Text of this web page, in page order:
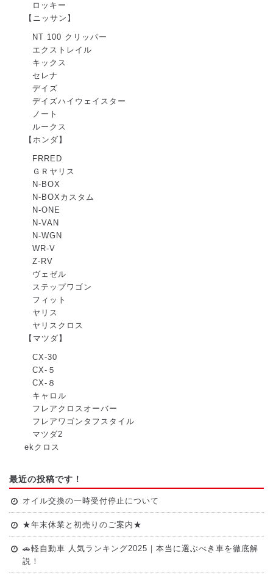
ロッキー
【ニッサン】
NT 100 クリッパー
エクストレイル
キックス
セレナ
デイズ
デイズハイウェイスター
ノート
ルークス
【ホンダ】
FRRED
ＧＲヤリス
N-BOX
N-BOXカスタム
N-ONE
N-VAN
N-WGN
WR-V
Z-RV
ヴェゼル
ステップワゴン
フィット
ヤリス
ヤリスクロス
【マツダ】
CX-30
CX-５
CX-８
キャロル
フレアクロスオーバー
フレアワゴンタフスタイル
マツダ2
ekクロス
最近の投稿です！
オイル交換の一時受付停止について
★年末休業と初売りのご案内★
🚗軽自動車 人気ランキング2025｜本当に選ぶべき車を徹底解
説！